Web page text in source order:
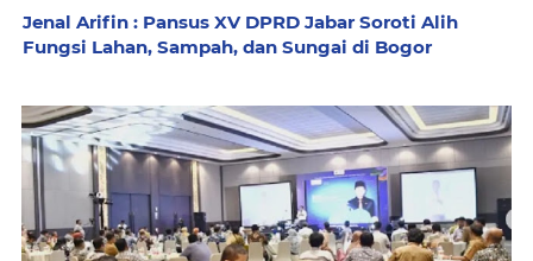
Jenal Arifin : Pansus XV DPRD Jabar Soroti Alih
Fungsi Lahan, Sampah, dan Sungai di Bogor